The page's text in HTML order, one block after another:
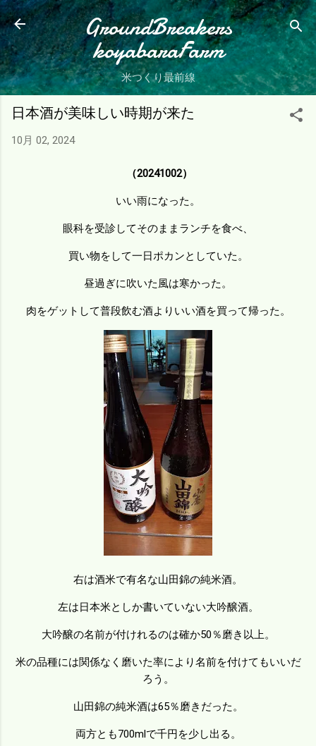
スキップしてメイン コンテンツに移動
GroundBreakers
koyabaraFarm
米つくり最前線
日本酒が美味しい時期が来た
10月 02, 2024
（20241002）
いい雨になった。
眼科を受診してそのままランチを食べ、
買い物をして一日ポカンとしていた。
昼過ぎに吹いた風は寒かった。
肉をゲットして普段飲む酒よりいい酒を買って帰った。
右は酒米で有名な山田錦の純米酒。
左は日本米としか書いていない大吟醸酒。
大吟醸の名前が付けれるのは確か50％磨き以上。
米の品種には関係なく磨いた率により名前を付けてもいいだ
ろう。
山田錦の純米酒は65％磨きだった。
両方とも700mlで千円を少し出る。